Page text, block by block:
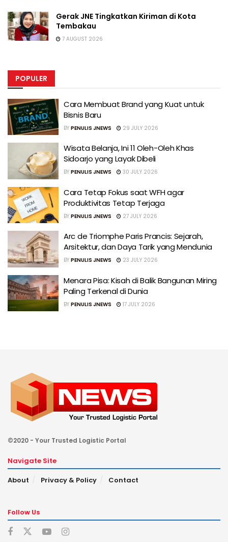
Gerak JNE Tingkatkan Kiriman di Kota
Tembakau
7 AUGUST 2026
POPULER
Cara Membuat Brand yang Kuat untuk
Bisnis Baru
BY PENULIS JNEWS 29 JULY 2026
Wisata Belanja, Ini 11 Oleh-Oleh Khas
Sidoarjo yang Layak Dibeli
BY PENULIS JNEWS 30 JULY 2026
Cara Tetap Fokus saat WFH agar
Produktivitas Tetap Terjaga
BY PENULIS JNEWS 27 JULY 2026
Arc de Triomphe Paris Prancis: Sejarah,
Arsitektur, dan Daya Tarik yang Mendunia
BY PENULIS JNEWS 23 JULY 2026
Menara Pisa: Kisah di Balik Bangunan Miring
Paling Terkenal di Dunia
BY PENULIS JNEWS 17 JULY 2026
©2020 - Your Trusted Logistic Portal
Navigate Site
About
Privacy & Policy Contact
Follow Us